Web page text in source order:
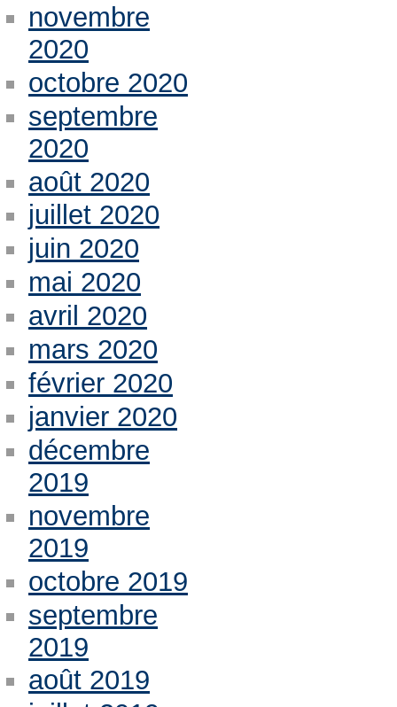
novembre
2020
octobre 2020
septembre
2020
août 2020
juillet 2020
juin 2020
mai 2020
avril 2020
mars 2020
février 2020
janvier 2020
décembre
2019
novembre
2019
octobre 2019
septembre
2019
août 2019